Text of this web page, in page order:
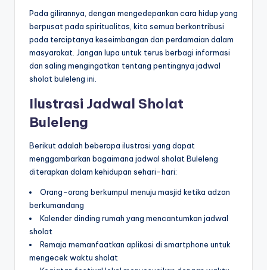
Pada gilirannya, dengan mengedepankan cara hidup yang
berpusat pada spiritualitas, kita semua berkontribusi
pada terciptanya keseimbangan dan perdamaian dalam
masyarakat. Jangan lupa untuk terus berbagi informasi
dan saling mengingatkan tentang pentingnya jadwal
sholat buleleng ini.
Ilustrasi Jadwal Sholat
Buleleng
Berikut adalah beberapa ilustrasi yang dapat
menggambarkan bagaimana jadwal sholat Buleleng
diterapkan dalam kehidupan sehari-hari:
Orang-orang berkumpul menuju masjid ketika adzan
berkumandang
Kalender dinding rumah yang mencantumkan jadwal
sholat
Remaja memanfaatkan aplikasi di smartphone untuk
mengecek waktu sholat